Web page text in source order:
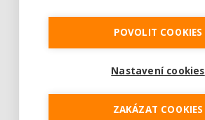
dovolená poměrně bolestivá,“
říká Lenka Procházka.To
pak může vést i k tomu, že
POVOLIT COOKIES
Nastavení cookies
ZAKÁZAT COOKIES